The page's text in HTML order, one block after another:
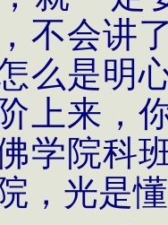
不会讲
么是明
上来，
学院科
，光是